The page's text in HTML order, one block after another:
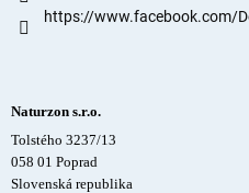
https://www.facebook.com/
Naturzon s.r.o.
Tolstého 3237/13
058 01 Poprad
Slovenská republika